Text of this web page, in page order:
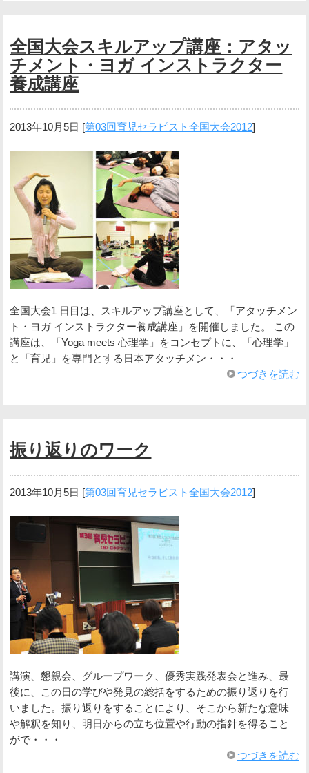
全国大会スキルアップ講座：アタッ
チメント・ヨガ インストラクター
養成講座
2013年10月5日 [第03回育児セラピスト全国大会2012]
全国大会1 日目は、スキルアップ講座として、「アタッチメン
ト・ヨガ インストラクター養成講座」を開催しました。 この
講座は、「Yoga meets 心理学」をコンセプトに、「心理学」
と「育児」を専門とする日本アタッチメン・・・
つづきを読む
振り返りのワーク
2013年10月5日 [第03回育児セラピスト全国大会2012]
講演、懇親会、グループワーク、優秀実践発表会と進み、最
後に、この日の学びや発見の総括をするための振り返りを行
いました。振り返りをすることにより、そこから新たな意味
や解釈を知り、明日からの立ち位置や行動の指針を得ること
がで・・・
つづきを読む